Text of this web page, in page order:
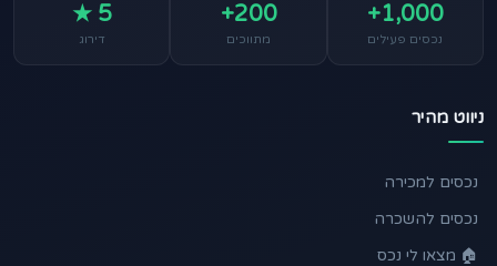
1,000+
נכסים פעילים
200+
מתווכים
5 ★
דירוג
ניווט מהיר
נכסים למכירה
נכסים להשכרה
🏠 מצאו לי נכס